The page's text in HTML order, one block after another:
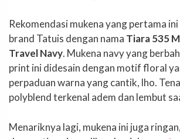
Rekomendasi mukena yang pertama
brand Tatuis dengan nama Tiara 535
Travel Navy. Mukena navy yang
print ini didesain dengan motif floral
perpaduan warna yang cantik, lho.
polyblend terkenal adem dan lembut
Menariknya lagi, mukena ini juga